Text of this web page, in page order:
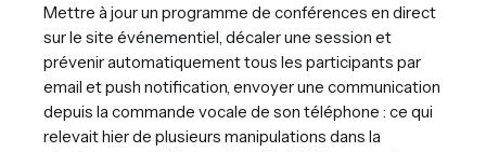
Mettre à jour un programme de conférences en direct
sur le site événementiel, décaler une session et
prévenir automatiquement tous les participants par
email et push notification, envoyer une communication
depuis la commande vocale de son téléphone : ce qui
relevait hier de plusieurs manipulations dans la